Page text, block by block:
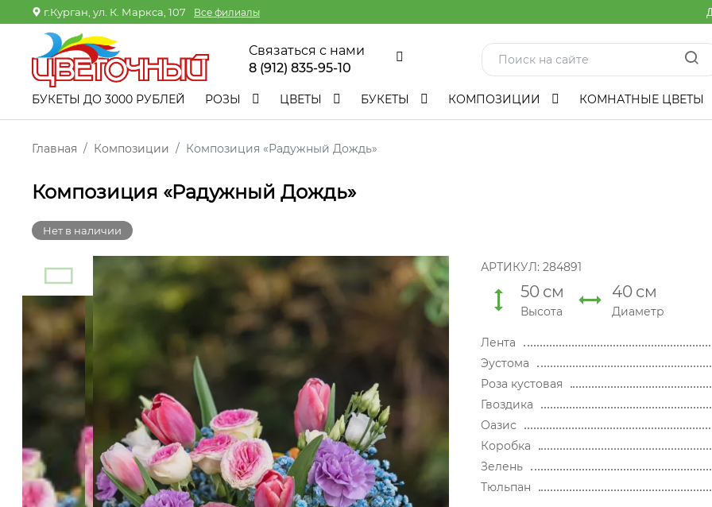
г.Курган, ул. К. Маркса, 107 Все филиалы
Связаться с нами
8 (912) 835-95-10
БУКЕТЫ ДО 3000 РУБЛЕЙ РОЗЫ ЦВЕТЫ БУКЕТЫ КОМПОЗИЦИИ КОМНАТНЫЕ ЦВЕТЫ
Главная Композиции Композиция «Радужный Дождь»
Композиция «Радужный Дождь»
Нет в наличии
АРТИКУЛ: 284891
50 см
Высота
40 см
Диаметр
Лента
Эустома
Роза кустовая
Гвоздика
Оазис
Коробка
Зелень
Тюльпан